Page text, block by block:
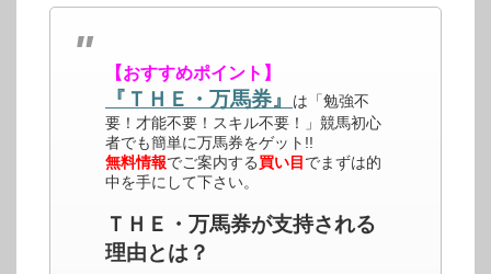
【おすすめポイント】
『ＴＨＥ・万馬券』
は「勉強不
要！才能不要！スキル不要！」競馬初心
者でも簡単に万馬券をゲット!!
無料情報でご案内する買い目 でまずは的
中を手にして下さい。
ＴＨＥ・万馬券が支持される
理由とは？